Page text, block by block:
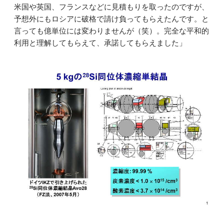
米国や英国、フランスなどに見積もりを取ったのですが、
予想外にもロシアに破格で請け負ってもらえたんです。と
言っても億単位には変わりませんが（笑）。完全な平和的
利用と理解してもらえて、承諾してもらえました」